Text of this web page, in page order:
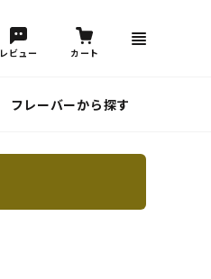
レビュー カート
フレーバーから探す